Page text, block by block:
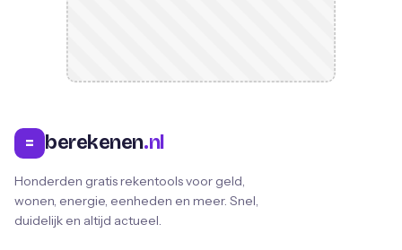
= berekenen.nl
Honderden gratis rekentools voor geld,
wonen, energie, eenheden en meer. Snel,
duidelijk en altijd actueel.